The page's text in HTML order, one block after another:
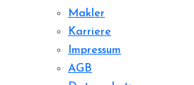
Makler
Karriere
Impressum
AGB